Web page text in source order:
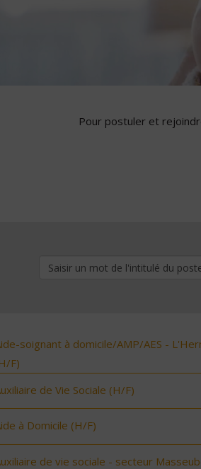
Pour postuler et
soignant à domicile/AMP/AES -
F)
de Vie Sociale (H/F)
à Domicile (H/F)
de vie sociale - secteur